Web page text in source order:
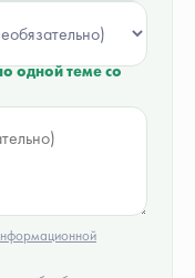
одной теме со